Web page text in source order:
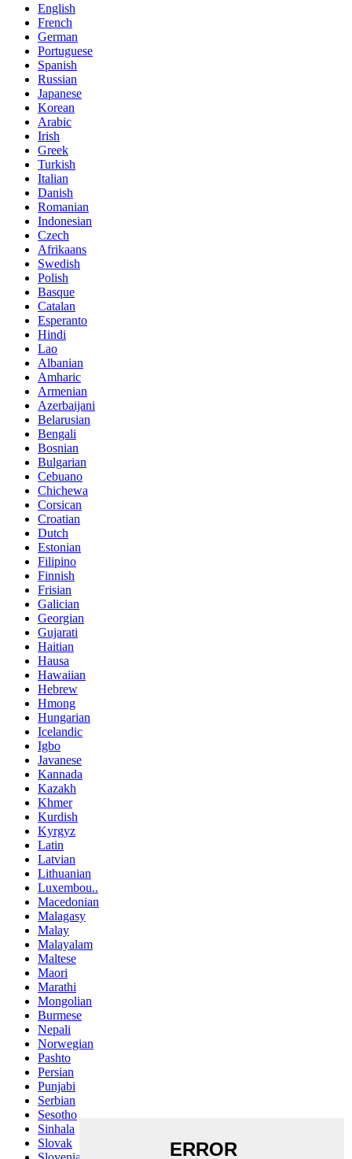
English
French
German
Portuguese
Spanish
Russian
Japanese
Korean
Arabic
Irish
Greek
Turkish
Italian
Danish
Romanian
Indonesian
Czech
Afrikaans
Swedish
Polish
Basque
Catalan
Esperanto
Hindi
Lao
Albanian
Amharic
Armenian
Azerbaijani
Belarusian
Bengali
Bosnian
Bulgarian
Cebuano
Chichewa
Corsican
Croatian
Dutch
Estonian
Filipino
Finnish
Frisian
Galician
Georgian
Gujarati
Haitian
Hausa
Hawaiian
Hebrew
Hmong
Hungarian
Icelandic
Igbo
Javanese
Kannada
Kazakh
Khmer
Kurdish
Kyrgyz
Latin
Latvian
Lithuanian
Luxembou..
Macedonian
Malagasy
Malay
Malayalam
Maltese
Maori
Marathi
Mongolian
Burmese
Nepali
Norwegian
Pashto
Persian
Punjabi
Serbian
Sesotho
Sinhala
Slovak